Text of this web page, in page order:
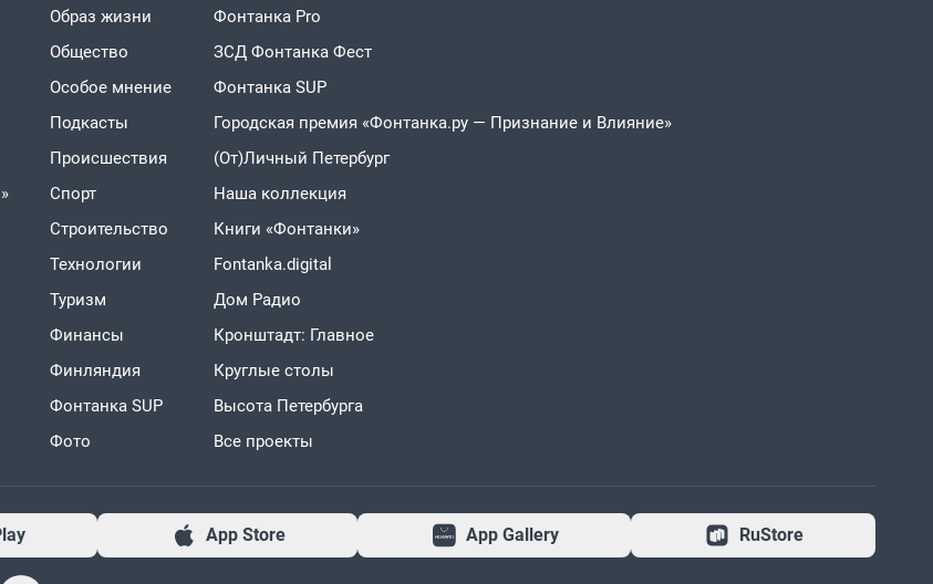
Образ жизни
Общество
Особое мнение
Подкасты
Проиcшествия
Спорт
Строительство
Технологии
Туризм
Финансы
Финляндия
Фонтанка SUP
Фото
Фонтанка Pro
ЗСД Фонтанка Фест
Фонтанка SUP
Городская премия «Фонтанка.ру — Признание и Влияние»
(От)Личный Петербург
Наша коллекция
Книги «Фонтанки»
Fontanka.digital
Дом Радио
Кронштадт: Главное
Круглые столы
Высота Петербурга
Все проекты
App Store App Gallery RuStore